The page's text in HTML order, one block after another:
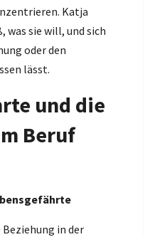
Katja
was sie will, und sich
oder den
lässt.
und die
Beruf
in der